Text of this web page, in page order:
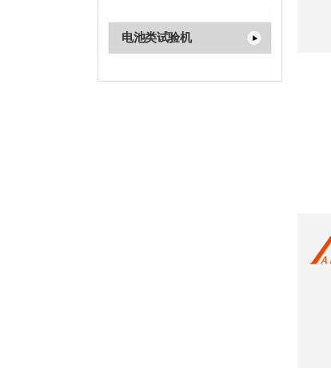
电池类试验机